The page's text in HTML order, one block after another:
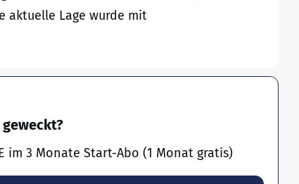
aktuelle Lage wurde mit
geweckt?
im 3 Monate Start-Abo (1 Monat gratis)